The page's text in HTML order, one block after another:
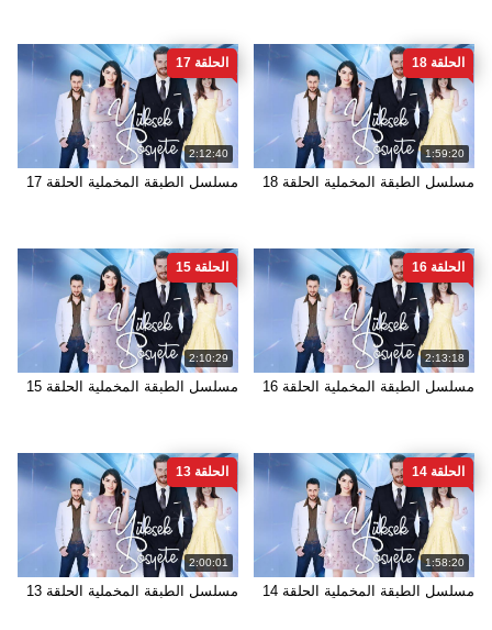
1:59:20
الحلقة 18
مسلسل الطبقة المخملية الحلقة 18
2:12:40
الحلقة 17
مسلسل الطبقة المخملية الحلقة 17
2:13:18
الحلقة 16
مسلسل الطبقة المخملية الحلقة 16
2:10:29
الحلقة 15
مسلسل الطبقة المخملية الحلقة 15
1:58:20
الحلقة 14
مسلسل الطبقة المخملية الحلقة 14
2:00:01
الحلقة 13
مسلسل الطبقة المخملية الحلقة 13